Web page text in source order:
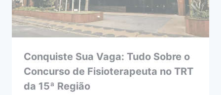
Conquiste Sua Vaga: Tudo Sobre o
Concurso de Fisioterapeuta no TRT
da 15ª Região